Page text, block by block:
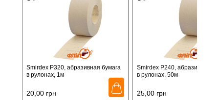
Smirdex P320, абразивная бумага
в рулонах, 1м
20,00 грн
Smirdex P240, абразивная
в рулонах, 50м
25,00 грн